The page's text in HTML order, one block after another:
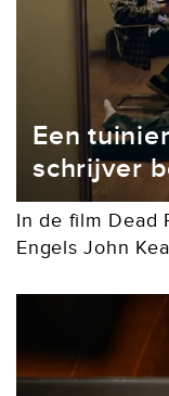
Een
schrijver
In de film Dead
Engels John
dat ze een
voordragen.